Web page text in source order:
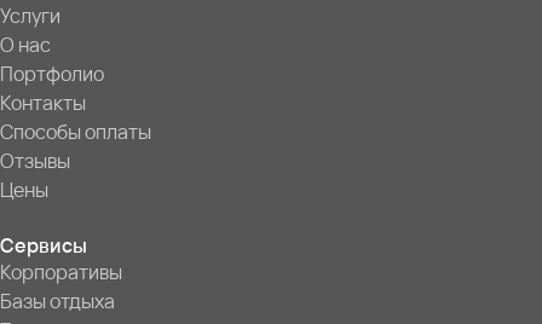
Услуги
О нас
Портфолио
Контакты
Способы оплаты
Отзывы
Цены
Сервисы
Корпоративы
Базы отдыха